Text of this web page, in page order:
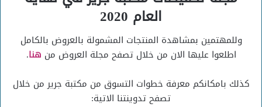
العام 2020
وللمهتمين بمشاهدة المنتجات المشمولة بالعروض بالكامل
اطلعوا عليها الان من خلال تصفح مجلة العروض من هنا.
كذلك بامكانكم معرفة خطوات التسوق من مكتبة جرير من خلال
تصفح تدوينتنا الاتية: